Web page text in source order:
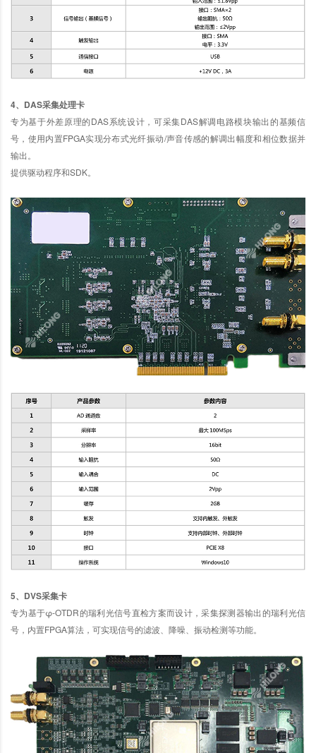
4、DAS采集处理卡
专为基于外差原理的DAS系统设计，可采集DAS解调电路模块输出的基频信
号，使用内置FPGA实现分布式光纤振动/声音传感的解调出幅度和相位数据并
输出。
提供驱动程序和SDK。
5、DVS采集卡
专为基于φ-OTDR的瑞利光信号直检方案而设计，采集探测器输出的瑞利光信
号，内置FPGA算法，可实现信号的滤波、降噪、振动检测等功能。